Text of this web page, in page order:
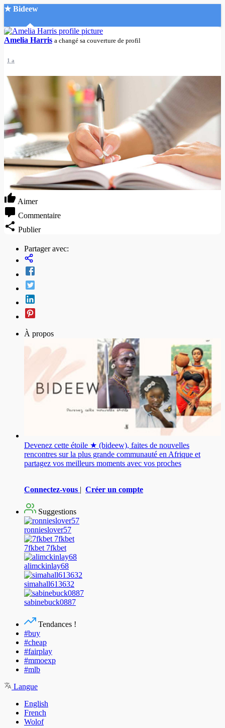
★ Bideew
Accueil
Recherche Avancée
Mon compte
Connexion
Créer un compte
Mode nuit
Amelia Harris a changé sa couverture de profil
1 a
Aimer
Commentaire
Publier
Partager avec:
À propos
Devenez cette étoile ★ (bideew), faites de nouvelles
rencontres sur la plus grande communauté en Afrique et
partagez vos meilleurs moments avec vos proches
Connectez-vous | Créer un compte
Suggestions
ronnieslover57
7fkbet 7fkbet
alimckinlay68
simahall613632
sabinebuck0887
Tendances !
#buy
#cheap
#fairplay
#mmoexp
#mlb
Langue
English
French
Wolof